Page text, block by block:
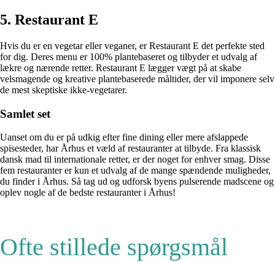
5. Restaurant E
Hvis du er en vegetar eller veganer, er Restaurant E det perfekte sted
for dig. Deres menu er 100% plantebaseret og tilbyder et udvalg af
lækre og nærende retter. Restaurant E lægger vægt på at skabe
velsmagende og kreative plantebaserede måltider, der vil imponere selv
de mest skeptiske ikke-vegetarer.
Samlet set
Uanset om du er på udkig efter fine dining eller mere afslappede
spisesteder, har Århus et væld af restauranter at tilbyde. Fra klassisk
dansk mad til internationale retter, er der noget for enhver smag. Disse
fem restauranter er kun et udvalg af de mange spændende muligheder,
du finder i Århus. Så tag ud og udforsk byens pulserende madscene og
oplev nogle af de bedste restauranter i Århus!
Ofte stillede spørgsmål